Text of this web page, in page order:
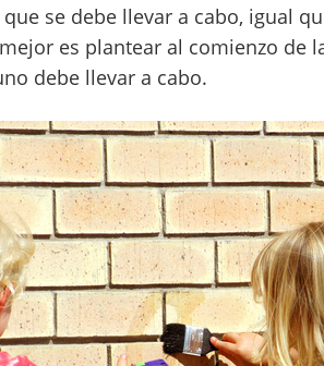
se debe llevar a cabo, igual
es plantear al comienzo de
debe llevar a cabo.